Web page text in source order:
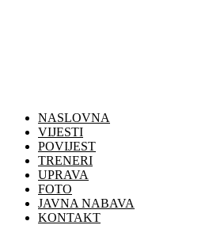
NASLOVNA
VIJESTI
POVIJEST
TRENERI
UPRAVA
FOTO
JAVNA NABAVA
KONTAKT